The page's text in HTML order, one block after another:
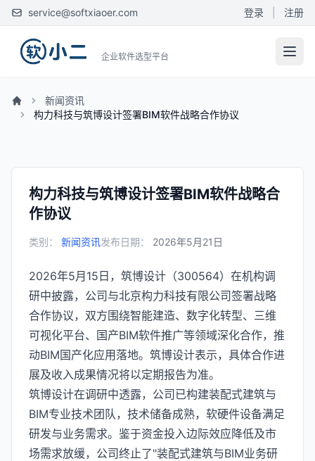
service@softxiaoer.com 登录 注册
企业软件选型平台
新闻资讯
构力科技与筑博设计签署BIM软件战略合作协议
构力科技与筑博设计签署BIM软件战略合
作协议
类别： 新闻资讯发布日期： 2026年5月21日
2026年5月15日，筑博设计（300564）在机构调
研中披露，公司与北京构力科技有限公司签署战略
合作协议，双方围绕智能建造、数字化转型、三维
可视化平台、国产BIM软件推广等领域深化合作，推
动BIM国产化应用落地。筑博设计表示，具体合作进
展及收入成果情况将以定期报告为准。
筑博设计在调研中透露，公司已构建装配式建筑与
BIM专业技术团队，技术储备成熟，软硬件设备满足
研发与业务需求。鉴于资金投入边际效应降低及市
场需求放缓，公司终止了"装配式建筑与BIM业务研